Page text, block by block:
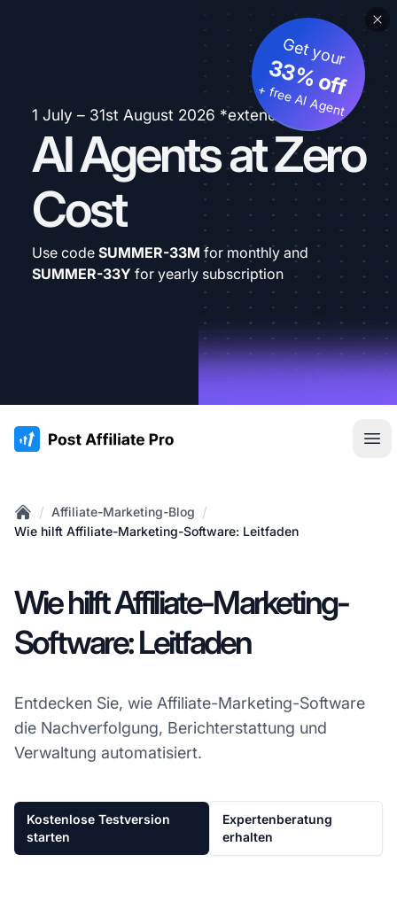
1 July – 31st August 2026 *extended
AI Agents at Zero
Cost
Get your
33% off
+ free AI Agent
Use code SUMMER-33M for monthly and
SUMMER-33Y for yearly subscription
:site.title
Home
/ Affiliate-Marketing-Blog /
Wie hilft Affiliate-Marketing-Software: Leitfaden
Wie hilft Affiliate-Marketing-
Software: Leitfaden
Entdecken Sie, wie Affiliate-Marketing-Software
die Nachverfolgung, Berichterstattung und
Verwaltung automatisiert.
Kostenlose Testversion
starten
Expertenberatung
erhalten